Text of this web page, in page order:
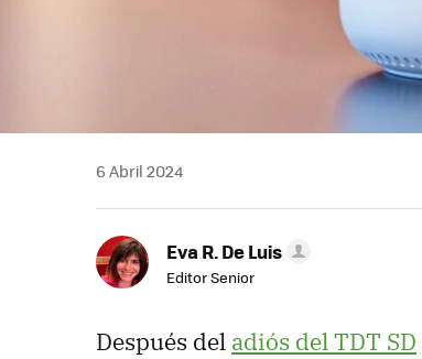
6 Abril 2024
Eva R. De Luis
Editor Senior
Después del adiós del TDT SD